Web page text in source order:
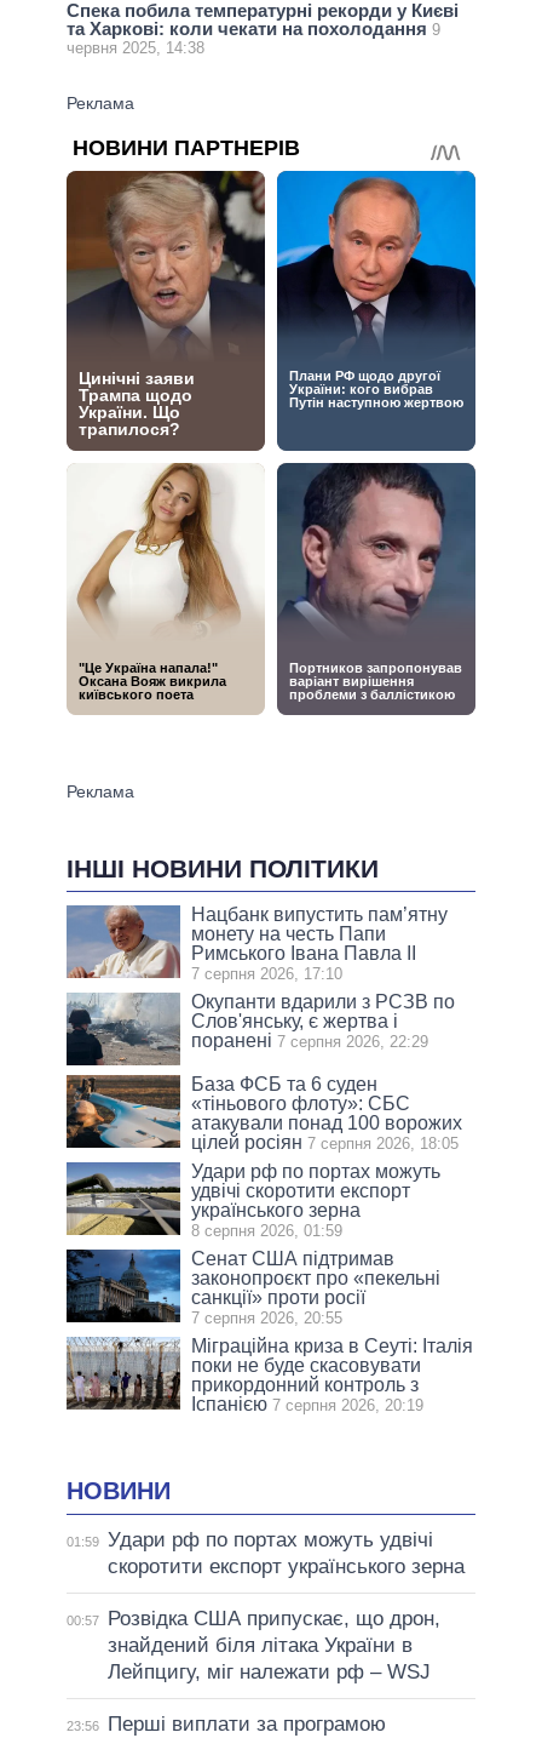
Спека побила температурні рекорди у Києві
та Харкові: коли чекати на похолодання 9
червня 2025, 14:38
ІНШІ НОВИНИ ПОЛІТИКИ
Нацбанк випустить пам’ятну
монету на честь Папи
Римського Івана Павла II
7 серпня 2026, 17:10
Окупанти вдарили з РСЗВ по
Слов'янську, є жертва і
поранені 7 серпня 2026, 22:29
База ФСБ та 6 суден
«тіньового флоту»: СБС
атакували понад 100 ворожих
цілей росіян 7 серпня 2026, 18:05
Удари рф по портах можуть
удвічі скоротити експорт
українського зерна
8 серпня 2026, 01:59
Сенат США підтримав
законопроєкт про «пекельні
санкції» проти росії
7 серпня 2026, 20:55
Міграційна криза в Сеуті: Італія
поки не буде скасовувати
прикордонний контроль з
Іспанією 7 серпня 2026, 20:19
НОВИНИ
01:59 Удари рф по портах можуть удвічі
скоротити експорт українського зерна
00:57
Розвідка США припускає, що дрон,
знайдений біля літака України в
Лейпцигу, міг належати рф – WSJ
23:56
Перші виплати за програмою